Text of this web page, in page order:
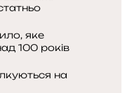
яке
100 років
на